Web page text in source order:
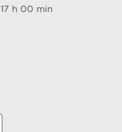
17 h 00 min